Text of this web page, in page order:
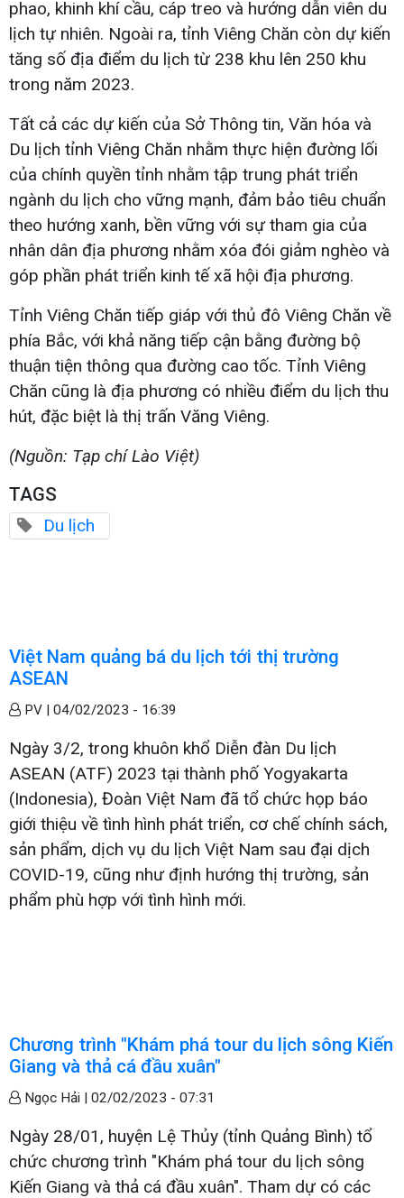
phao, khinh khí cầu, cáp treo và hướng dẫn viên du
lịch tự nhiên. Ngoài ra, tỉnh Viêng Chăn còn dự kiến
tăng số địa điểm du lịch từ 238 khu lên 250 khu
trong năm 2023.
Tất cả các dự kiến của Sở Thông tin, Văn hóa và
Du lịch tỉnh Viêng Chăn nhằm thực hiện đường lối
của chính quyền tỉnh nhằm tập trung phát triển
ngành du lịch cho vững mạnh, đảm bảo tiêu chuẩn
theo hướng xanh, bền vững với sự tham gia của
nhân dân địa phương nhằm xóa đói giảm nghèo và
góp phần phát triển kinh tế xã hội địa phương.
Tỉnh Viêng Chăn tiếp giáp với thủ đô Viêng Chăn về
phía Bắc, với khả năng tiếp cận bằng đường bộ
thuận tiện thông qua đường cao tốc. Tỉnh Viêng
Chăn cũng là địa phương có nhiều điểm du lịch thu
hút, đặc biệt là thị trấn Văng Viêng.
(Nguồn: Tạp chí Lào Việt)
TAGS
Du lịch
Việt Nam quảng bá du lịch tới thị trường
ASEAN
PV | 04/02/2023 - 16:39
Ngày 3/2, trong khuôn khổ Diễn đàn Du lịch
ASEAN (ATF) 2023 tại thành phố Yogyakarta
(Indonesia), Đoàn Việt Nam đã tổ chức họp báo
giới thiệu về tình hình phát triển, cơ chế chính sách,
sản phẩm, dịch vụ du lịch Việt Nam sau đại dịch
COVID-19, cũng như định hướng thị trường, sản
phẩm phù hợp với tình hình mới.
Chương trình "Khám phá tour du lịch sông Kiến
Giang và thả cá đầu xuân"
Ngọc Hải | 02/02/2023 - 07:31
Ngày 28/01, huyện Lệ Thủy (tỉnh Quảng Bình) tổ
chức chương trình "Khám phá tour du lịch sông
Kiến Giang và thả cá đầu xuân". Tham dự có các